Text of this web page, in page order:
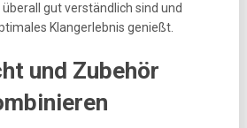
gut verständlich sind und
Klangerlebnis genießt.
und Zubehör